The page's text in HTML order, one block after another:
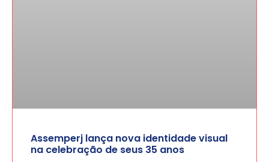
Assemperj lança nova identidade visual
na celebração de seus 35 anos